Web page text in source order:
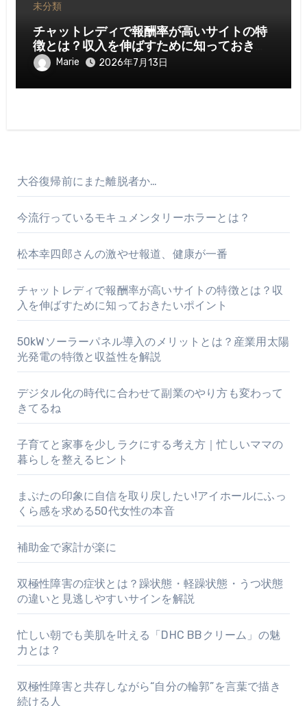
未分類
チャットレディで報酬率が高いサイトの特
徴とは？収入を伸ばすために知っておきた
いポイント
Marie 2026年7月13日
大谷復帰前にまた離脱者か…
今流行っているモキュメンタリーホラーとは？
松本幸四郎さんの激やせ報道、健康が一番
チャットレディで報酬率が高いサイトの特徴とは？収
入を伸ばすために知っておきたいポイント
50kWソーラーパネル導入のメリットとは？産業用太陽
光発電の特徴と収益性を解説
デジタル化の時代に合わせて副業のやり方も変わって
きてるね
子育てと家事を少しラクにする考え方｜忙しいママの
暮らしを整えるヒント
まぶたの印象に自信を取り戻したい!アイホールにふっ
くら感を求める50代女性の本音
補助金で家計が楽に
双極性障害の症状とは？躁状態・軽躁状態・うつ状態
の違いと見逃しやすいサインを解説
忙しい朝でも美肌を叶える「DHC BBクリーム」の魅
力とは？
双極性障害と共存しながら“自分の輪郭”を言葉で描き
続ける人